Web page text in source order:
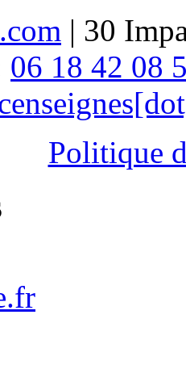
| 30
06 18 42 08
Politique